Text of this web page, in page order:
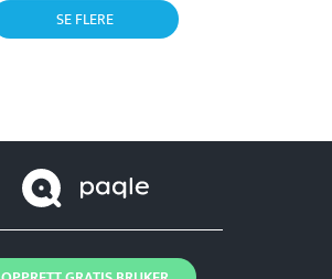
SE FLERE